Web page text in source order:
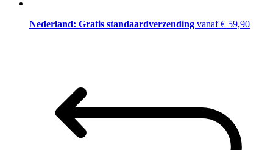
Nederland: Gratis standaardverzending vanaf € 59,90